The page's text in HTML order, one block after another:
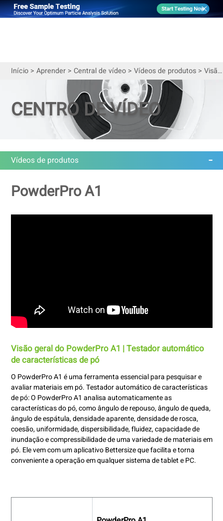
Início> Aprender> Central de vídeo> Vídeos de produtos> Visão geral do PowderPro A1 | Testador automático de características de pó
CENTRO DE VÍDEO
Vídeos de produtos
PowderPro A1
Visão geral do PowderPro A1 | Testador automático
de características de pó
O PowderPro A1 é uma ferramenta essencial para pesquisar e
avaliar materiais em pó. Testador automático de características
de pó: O PowderPro A1 analisa automaticamente as
características do pó, como ângulo de repouso, ângulo de queda,
ângulo de espátula, densidade aparente, densidade de rosca,
coesão, uniformidade, dispersibilidade, fluidez, capacidade de
inundação e compressibilidade de uma variedade de materiais em
pó. Ele vem com um aplicativo Bettersize que facilita e torna
conveniente a operação em qualquer sistema de tablet e PC.